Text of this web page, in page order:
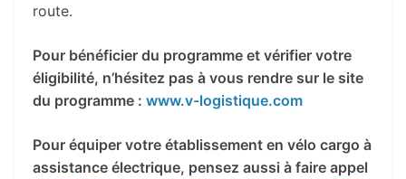
route.
Pour bénéficier du programme et vérifier votre
éligibilité, n’hésitez pas à vous rendre sur le site
du programme : www.v-logistique.com
Pour équiper votre établissement en vélo cargo à
assistance électrique, pensez aussi à faire appel